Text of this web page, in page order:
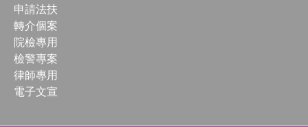
申請法扶
轉介個案
院檢專用
檢警專案
律師專用
電子文宣